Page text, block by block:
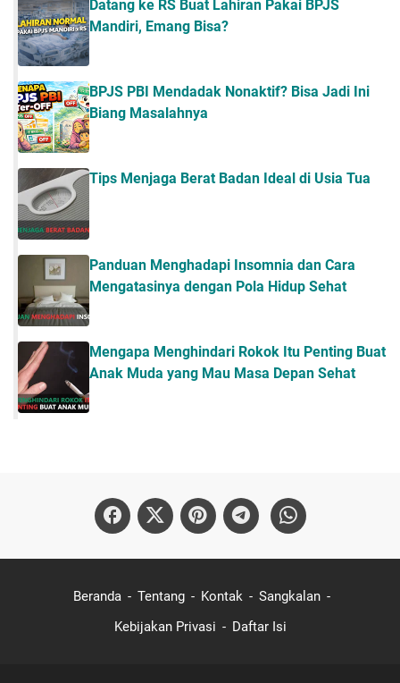
Datang ke RS Buat Lahiran Pakai BPJS
Mandiri, Emang Bisa?
BPJS PBI Mendadak Nonaktif? Bisa Jadi Ini
Biang Masalahnya
Tips Menjaga Berat Badan Ideal di Usia Tua
Panduan Menghadapi Insomnia dan Cara
Mengatasinya dengan Pola Hidup Sehat
Mengapa Menghindari Rokok Itu Penting Buat
Anak Muda yang Mau Masa Depan Sehat
Beranda Tentang Kontak
Sangkalan
Kebijakan Privasi
Daftar Isi